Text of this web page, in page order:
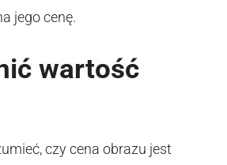
jego cenę.
wartość
czy cena obrazu jest